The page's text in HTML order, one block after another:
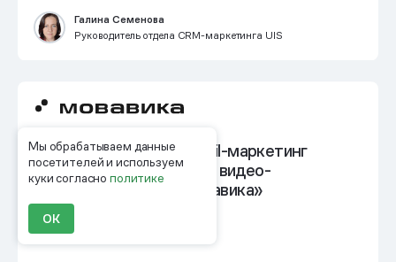
Мы обрабатываем данные
посетителей и используем
куки согласнополитике
ОК
Галина Семенова
Руководитель отдела CRM-маркетинга UIS
Автоматизировать email-маркетинг
иудвоить выручку. Кейс видео-
и фоторедактора «Мовавика»
Кейс